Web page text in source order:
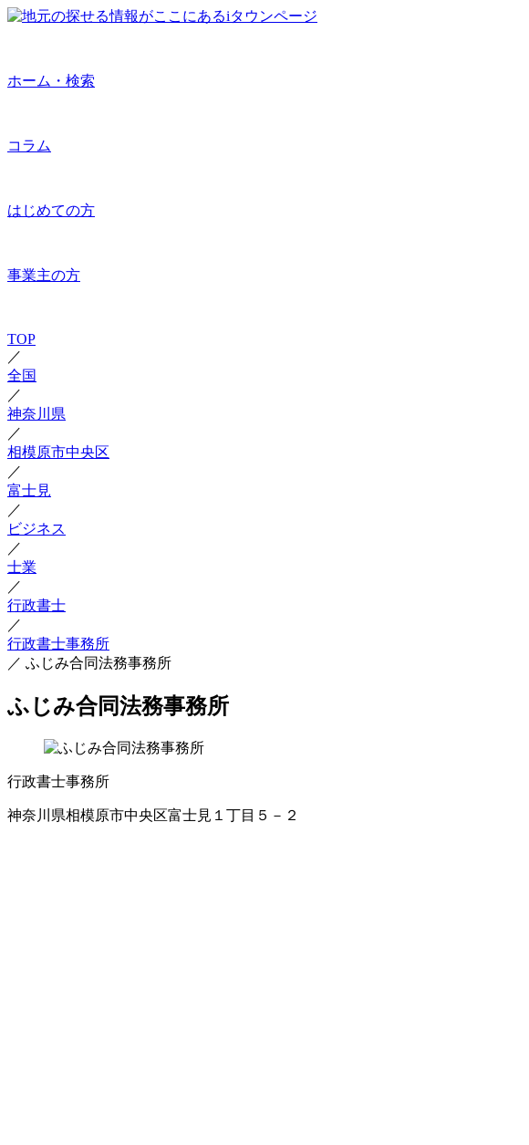
ホーム・検索
コラム
はじめての方
事業主の方
TOP
／
全国
／
神奈川県
／
相模原市中央区
／
富士見
／
ビジネス
／
士業
／
行政書士
／
行政書士事務所
／ ふじみ合同法務事務所
ふじみ合同法務事務所
行政書士事務所
神奈川県相模原市中央区富士見１丁目５－２